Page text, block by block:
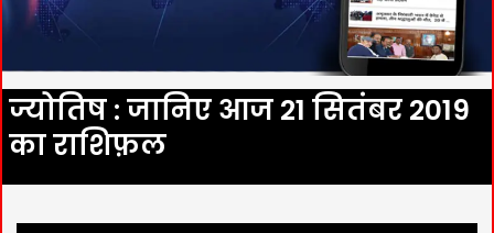
ज्योतिष : जानिए आज 21 सितंबर 2019
का राशिफ़ल